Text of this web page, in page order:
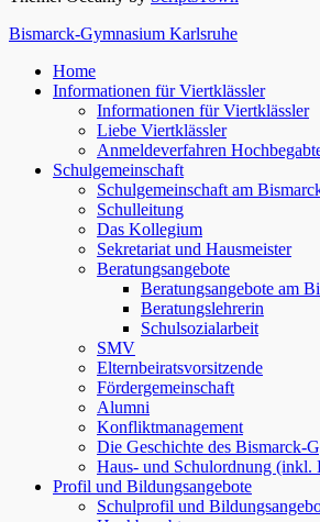
Bismarck-Gymnasium Karlsruhe
Home
Informationen für Viertklässler
Informationen für Viertklässler
Liebe Viertklässler
Anmeldeverfahren
Schulgemeinschaft
Schulgemeinschaft am
Schulleitung
Das Kollegium
Sekretariat und Hausmeister
Beratungsangebote
Beratungsangebote am
Beratungslehrerin
Schulsozialarbeit
SMV
Elternbeiratsvorsitzende
Fördergemeinschaft
Alumni
Konfliktmanagement
Die Geschichte des Bismarck-
Haus- und Schulordnung (inkl.
Profil und Bildungsangebote
Schulprofil und